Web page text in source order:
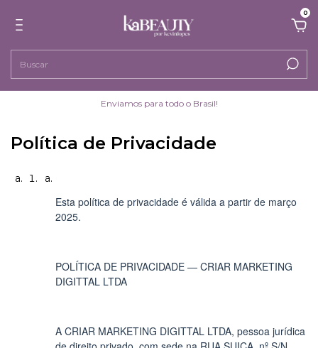
0
Enviamos para todo o Brasil!
Política de Privacidade
Esta política de privacidade é válida a partir de março
2025.
POLÍTICA DE PRIVACIDADE — CRIAR MARKETING
DIGITTAL LTDA
A CRIAR MARKETING DIGITTAL LTDA, pessoa jurídica